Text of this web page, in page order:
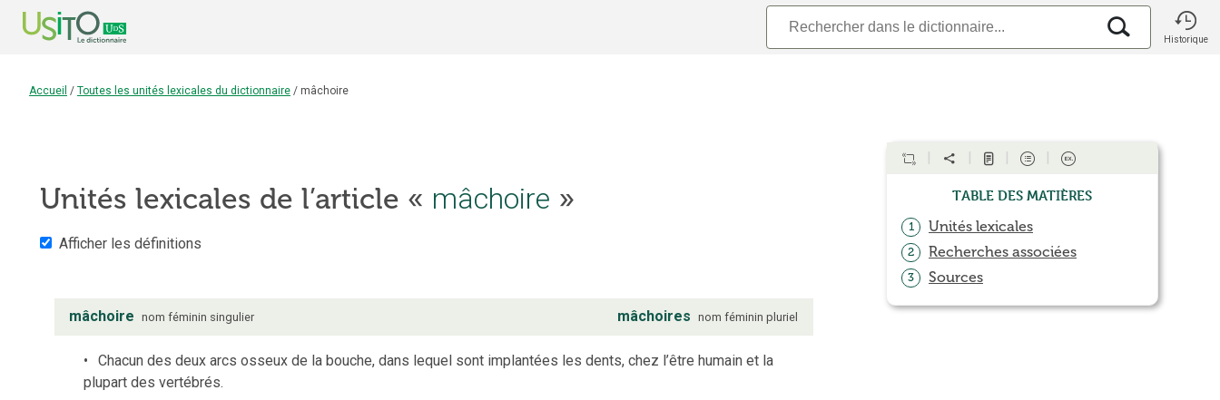
Historique
Accueil / Toutes les unités lexicales du dictionnaire / mâchoire
Unités lexicales de l’article « mâchoire »
Afficher les définitions
mâchoire nom féminin singulier mâchoires nom féminin pluriel
Chacun des deux arcs osseux de la bouche, dans lequel sont implantées les dents, chez l’être humain et la
plupart des vertébrés.
Table des matières
1 Unités lexicales
2 Recherches associées
3 Sources